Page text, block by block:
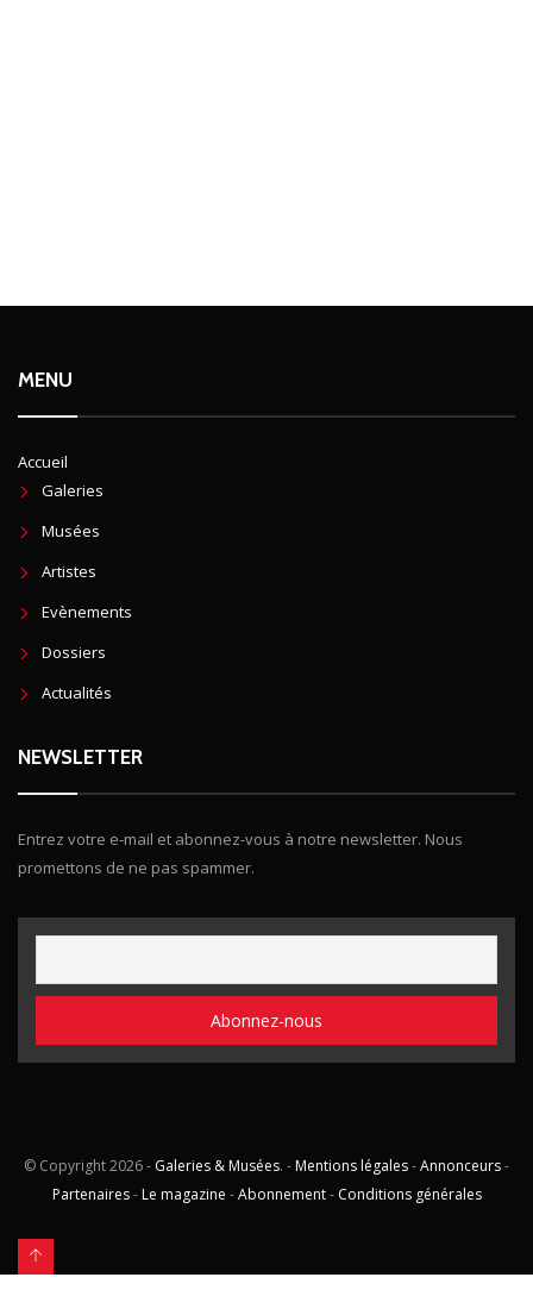
MENU
Accueil
Galeries
Musées
Artistes
Evènements
Dossiers
Actualités
NEWSLETTER
Entrez votre e-mail et abonnez-vous à notre newsletter. Nous
promettons de ne pas spammer.
© Copyright2026 - Galeries & Musées. - Mentions légales-Annonceurs-
Partenaires- Le magazine -Abonnement- Conditions générales